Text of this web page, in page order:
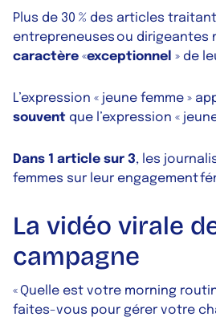
Plus de 30 % des articles
entrepreneuses ou dirigeantes
caractère «exceptionnel » de
L’expression « jeune femme »
souvent que l’expression «
Dans 1 article sur 3, les
femmes sur leur engagement
La vidéo virale
campagne
« Quelle est votre morning
faites-vous pour gérer votre